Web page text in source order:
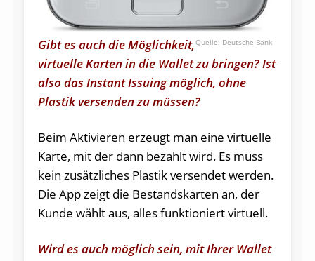
Deutsche Bank
Gibt es auch die Möglichkeit,
virtuelle Karten in die Wallet zu bringen? Ist
also das Instant Issuing möglich, ohne
Plastik versenden zu müssen?
Beim Aktivieren erzeugt man eine virtuelle
Karte, mit der dann bezahlt wird. Es muss
kein zusätzliches Plastik versendet werden.
Die App zeigt die Bestandskarten an, der
Kunde wählt aus, alles funktioniert virtuell.
Wird es auch möglich sein, mit Ihrer Wallet